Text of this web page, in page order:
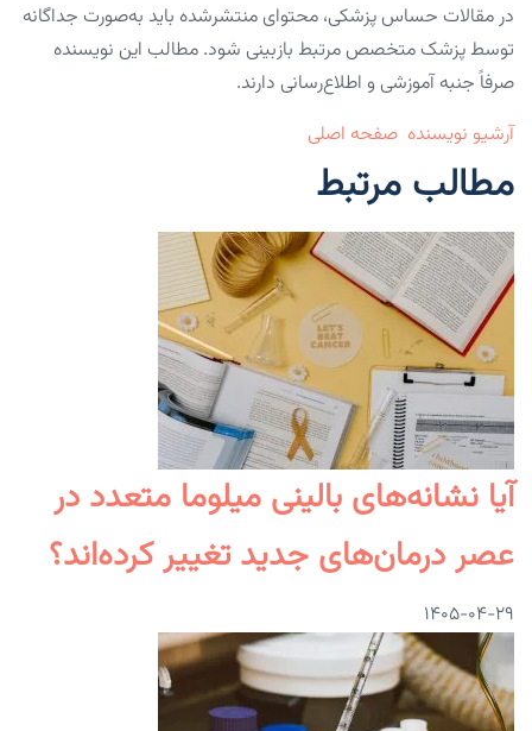
در مقالات حساس پزشکی، محتوای منتشرشده باید به‌صورت جداگانه
توسط پزشک متخصص مرتبط بازبینی شود. مطالب این نویسنده
صرفاً جنبه آموزشی و اطلاع‌رسانی دارند.
آرشیو نویسنده صفحه اصلی
مطالب مرتبط
آیا نشانه‌های بالینی میلوما متعدد در
عصر درمان‌های جدید تغییر کرده‌اند؟
۱۴۰۵-۰۴-۲۹